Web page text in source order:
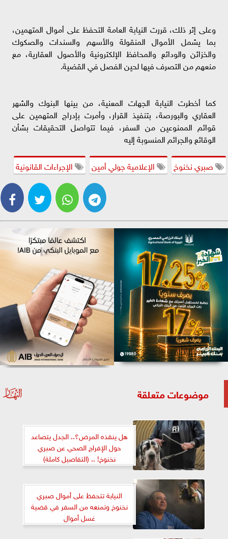
وعلى إثر ذلك، قررت النيابة العامة التحفظ على أموال المتهمين،
بما يشمل الأموال المنقولة والأسهم والسندات والصكوك
والخزائن والودائع والمحافظ الإلكترونية والأصول العقارية، مع
منعهم من التصرف فيها لحين الفصل في القضية.
كما أخطرت النيابة الجهات المعنية، من بينها البنوك والشهر
العقاري والبورصة، بتنفيذ القرار، وأمرت بإدراج المتهمين على
قوائم الممنوعين من السفر، فيما تتواصل التحقيقات بشأن
الوقائع والجرائم المنسوبة إليه
صبري نخنوخ
الإعلامية جولي أمين الإجراءات القانونية
موضوعات متعلقة
هل ينقذه المرض؟.. الجدل يتصاعد
حول الإفراج الصحي عن صبري
نخنوخ! .. (التفاصيل كاملة)
النيابة تتحفظ على أموال صبري
نخنوخ وتمنعه من السفر في قضية
غسل أموال